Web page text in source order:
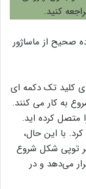
کنید.
صحیح از ماساژور
کلید تک دکمه ای
به کار می کنند.
متصل کرده اید.
با این حال،
توپی شکل شروع
می‌دهد و در